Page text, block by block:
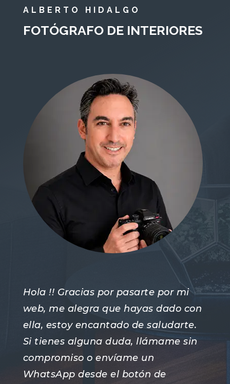
ALBERTO HIDALGO
FOTÓGRAFO DE INTERIORES
Hola !! Gracias por pasarte por mi
web, me alegra que hayas dado con
ella, estoy encantado de saludarte.
Si tienes alguna duda, llámame sin
compromiso o envíame un
WhatsApp desde el botón de